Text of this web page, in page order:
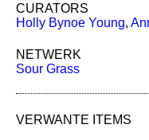
CURATORS
Holly Bynoe Young,
NETWERK
Sour Grass
VERWANTE ITEMS